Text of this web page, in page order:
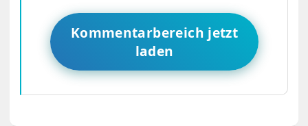
Kommentarbereich jetzt
laden